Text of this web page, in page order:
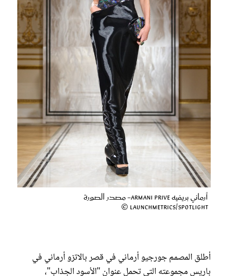
أرماني بريفيه Armani Prive- مصدر الصورة
Launchmetrics/Spotlight ©
أطلق المصمم جورجيو أرماني في قصر بالاتزو أرماني في
باريس مجموعته التي تحمل عنوان "الأسود الجذاب"،